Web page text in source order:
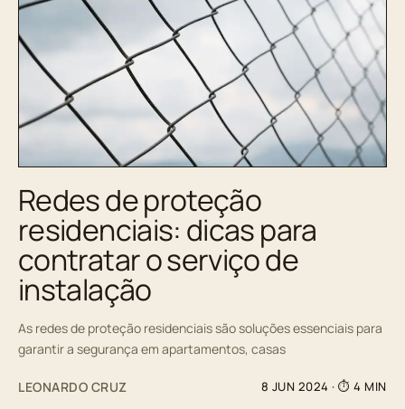
Redes de proteção
residenciais: dicas para
contratar o serviço de
instalação
As redes de proteção residenciais são soluções essenciais para
garantir a segurança em apartamentos, casas
LEONARDO CRUZ 8 JUN 2024 · ⏱ 4 MIN